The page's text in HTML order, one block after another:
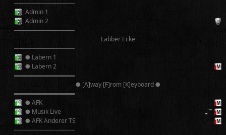
──────────
Admin 1
Admin 2
──────────
Labber Ecke
──────────
● Labern 1
● Labern 2
══════════
● [A]way [F]rom [K]eyboard ●
══════════
● AFK
● Musik Live
● AFK Anderer TS
──────────